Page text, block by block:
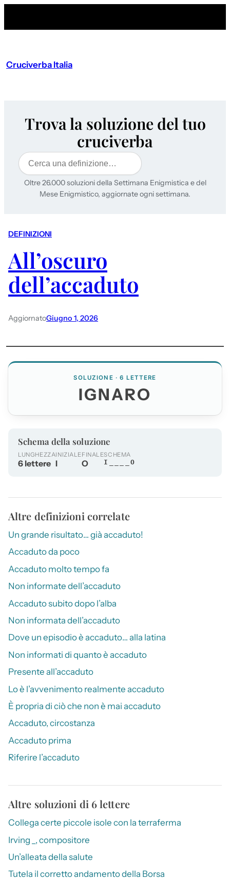
Cruciverba Italia
Trova la soluzione del tuo
cruciverba
Cerca
Oltre 26.000 soluzioni della Settimana Enigmistica e del
Mese Enigmistico, aggiornate ogni settimana.
DEFINIZIONI
All’oscuro
dell’accaduto
AggiornatoGiugno 1, 2026
SOLUZIONE · 6 LETTERE
IGNARO
Schema della soluzione
LUNGHEZZA
6 lettere
INIZIALE
I
FINALE
O
SCHEMA
I____O
Altre definizioni correlate
Un grande risultato… già accaduto!
Accaduto da poco
Accaduto molto tempo fa
Non informate dell’accaduto
Accaduto subito dopo l’alba
Non informata dell’accaduto
Dove un episodio è accaduto… alla latina
Non informati di quanto è accaduto
Presente all’accaduto
Lo è l’avvenimento realmente accaduto
È propria di ciò che non è mai accaduto
Accaduto, circostanza
Accaduto prima
Riferire l’accaduto
Altre soluzioni di 6 lettere
Collega certe piccole isole con la terraferma
Irving _, compositore
Un’alleata della salute
Tutela il corretto andamento della Borsa